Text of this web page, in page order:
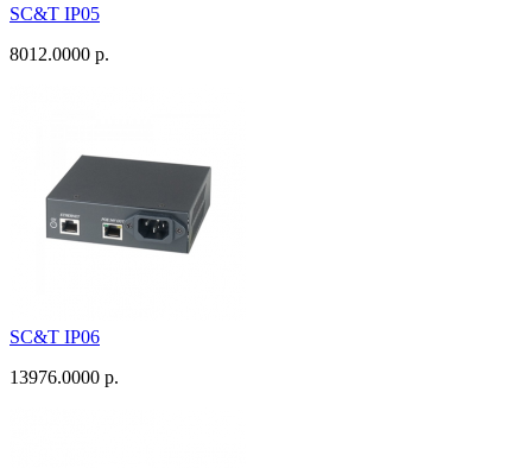
SC&T IP05
8012.0000 р.
SC&T IP06
13976.0000 р.